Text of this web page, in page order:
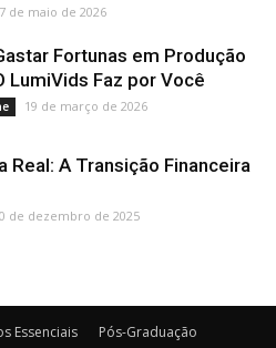
de maio de 2026
Fortunas em Produção
LumiVids Faz por Você
19 de março de 2026
Real: A Transição Financeira
de dezembro de 2025
Essenciais
Pós-Graduação